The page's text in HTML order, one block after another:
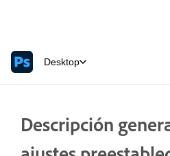
Desktop
Descripción